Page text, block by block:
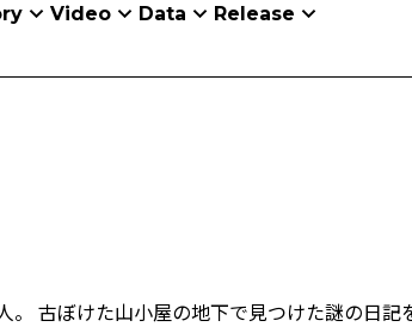
Video Data Release
。 古ぼけた山小屋の地下で見つけた謎の日